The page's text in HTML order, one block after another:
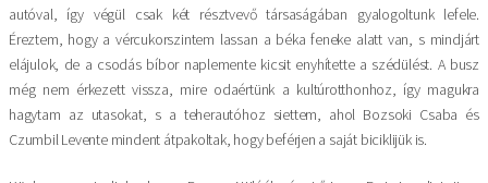
autóval, így végül csak két résztvevő társaságában gyalogoltunk lefele.
Éreztem, hogy a vércukorszintem lassan a béka feneke alatt van, s mindjárt
elájulok, de a csodás bíbor naplemente kicsit enyhítette a szédülést. A busz
még nem érkezett vissza, mire odaértünk a kultúrotthonhoz, így magukra
hagytam az utasokat, s a teherautóhoz siettem, ahol Bozsoki Csaba és
Czumbil Levente mindent átpakoltak, hogy beférjen a saját biciklijük is.